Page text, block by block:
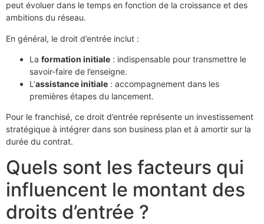
peut évoluer dans le temps en fonction de la croissance et des
ambitions du réseau.
En général, le droit d’entrée inclut :
La formation initiale : indispensable pour transmettre le
savoir-faire de l’enseigne.
L’assistance initiale : accompagnement dans les
premières étapes du lancement.
Pour le franchisé, ce droit d’entrée représente un investissement
stratégique à intégrer dans son business plan et à amortir sur la
durée du contrat.
Quels sont les facteurs qui
influencent le montant des
droits d’entrée ?